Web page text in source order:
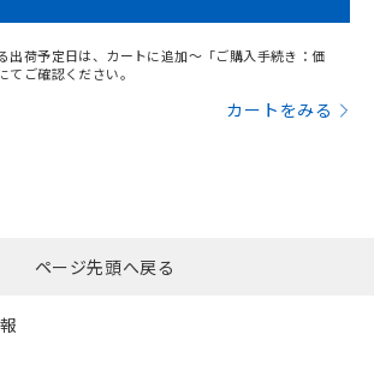
出荷予定日は、カートに追加～「ご購入手続き：価
ご確認ください。
カートをみる
ページ先頭へ戻る